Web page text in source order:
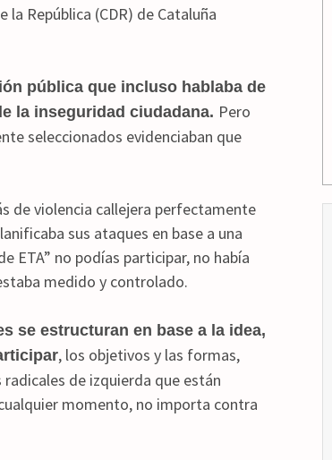
República (CDR) de Cataluña
pública que incluso hablaba de
la inseguridad ciudadana. Pero
seleccionados evidenciaban que
de violencia callejera perfectamente
sus ataques en base a una
ETA” no podías participar, no había
medido y controlado.
se estructuran en base a la idea,
, los objetivos y las formas,
de izquierda que están
momento, no importa contra